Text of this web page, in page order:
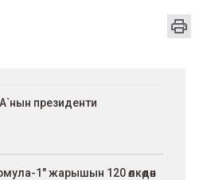
президенти
1" жарышын 120 өлкөдөн